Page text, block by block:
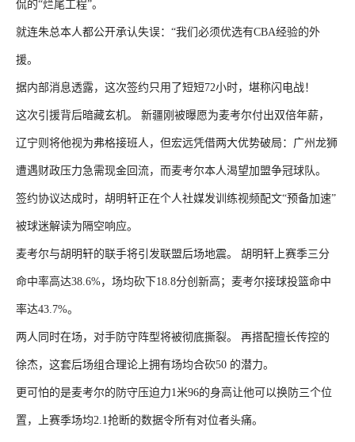
侃的“烂尾工程”。
就连朱总本人都公开承认失误：“我们必须优选有CBA经验的外
援。
据内部消息透露，这次签约只用了短短72小时，堪称闪电战！
这次引援背后暗藏玄机。 新疆刚被曝愿为麦考尔付出双倍年薪，
辽宁则将他视为弗格接班人，但宏远凭借两大优势破局：广州龙狮
遭遇财政压力急需现金回流，而麦考尔本人渴望加盟争冠球队。
签约协议达成时，胡明轩正在个人社媒发训练视频配文“预备加速”
被球迷解读为隔空响应。
麦考尔与胡明轩的联手将引发联盟后场地震。 胡明轩上赛季三分
命中率高达38.6%，场均砍下18.8分创新高；麦考尔接球投篮命中
率达43.7%。
两人同时在场，对手防守阵型将被彻底撕裂。 再搭配擅长传控的
徐杰，这套后场组合理论上拥有场均合砍50 的潜力。
更可怕的是麦考尔的防守压迫力1米96的身高让他可以换防三个位
置，上赛季场均2.1抢断的数据令所有对位者头痛。